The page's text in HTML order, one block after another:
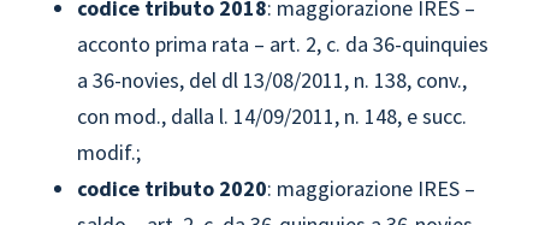
codice tributo 2018: maggiorazione IRES –
acconto prima rata – art. 2, c. da 36-quinquies
a 36-novies, del dl 13/08/2011, n. 138, conv.,
con mod., dalla l. 14/09/2011, n. 148, e succ.
modif.;
codice tributo 2020: maggiorazione IRES –